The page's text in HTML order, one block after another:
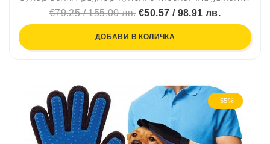
€79.25 / 155.00 лв.€50.57 / 98.91 лв.
ДОБАВИ В КОЛИЧКА
-55%